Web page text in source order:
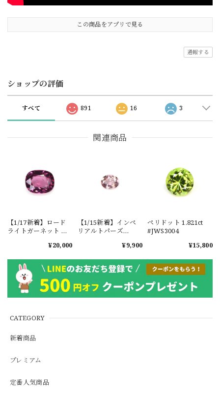
CATEGORY
新着商品
プレミアム
定番人気商品
この商品をアプリで見る
通報する
ショップの評価
すべて 891 16 3
関連商品
【1/17新着】ロード
ライトガーネット タ
1.601ct【ソーティン
¥20,000
【1/15新着】インペ
リアルトパーズ
¥9,900
ペリドット 1.821ct
#JWS3004
¥15,800